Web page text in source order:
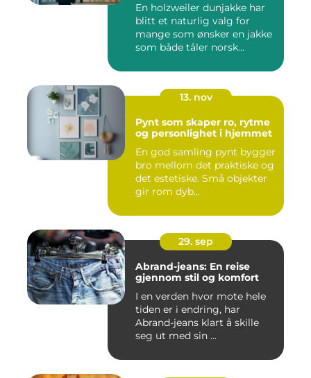
En holzweiler dunjakke har
blitt et naturlig valg for
mange som ønsker en jakke
som både tåler norsk...
13. nov
Pynt som skaper ro, rytme
og personlighet i hjemmet
En god samling pynt bygger
bro mellom det praktiske og
det estetiske. Små objekter
gir rom dyb...
29. sep
Abrand-jeans: En reise
gjennom stil og komfort
I en verden hvor mote hele
tiden er i endring, har
Abrand-jeans klart å skille
seg ut med sin ...